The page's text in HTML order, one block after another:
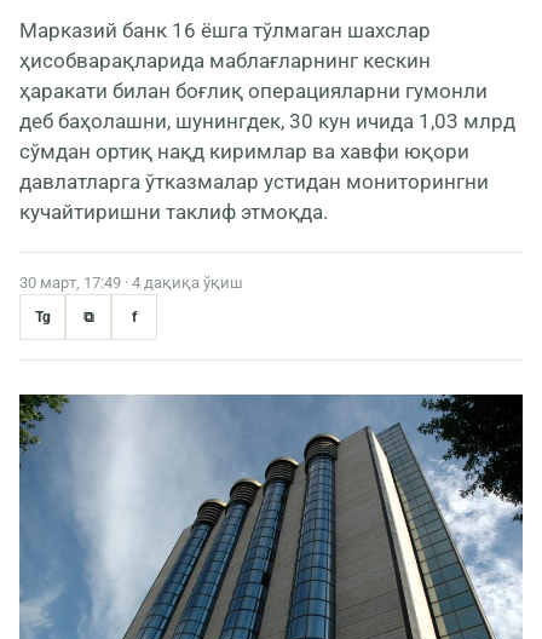
Марказий банк 16 ёшга тўлмаган шахслар
ҳисобварақларида маблағларнинг кескин
ҳаракати билан боғлиқ операцияларни гумонли
деб баҳолашни, шунингдек, 30 кун ичида 1,03 млрд
сўмдан ортиқ нақд киримлар ва хавфи юқори
давлатларга ўтказмалар устидан мониторингни
кучайтиришни таклиф этмоқда.
30 март, 17:49 · 4 дақиқа ўқиш
Tg ⧉ f